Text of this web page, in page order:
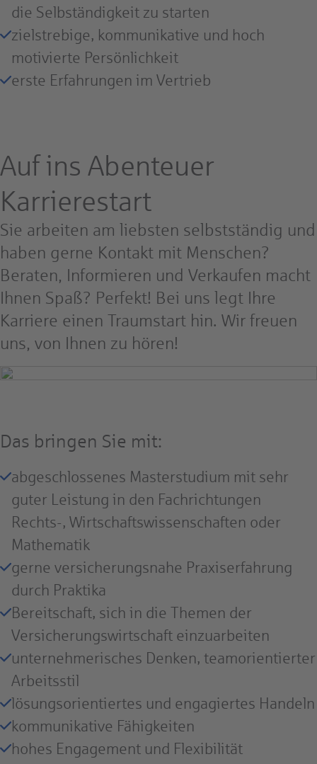
die Selbständigkeit zu starten
zielstrebige, kommunikative und hoch
motivierte Persönlichkeit
erste Erfahrungen im Vertrieb
Auf ins Abenteuer
Karrierestart
Sie arbeiten am liebsten selbstständig und
haben gerne Kontakt mit Menschen?
Beraten, Informieren und Verkaufen macht
Ihnen Spaß? Perfekt! Bei uns legt Ihre
Karriere einen Traumstart hin. Wir freuen
uns, von Ihnen zu hören!
Das bringen Sie mit:
abgeschlossenes Masterstudium mit sehr
guter Leistung in den Fachrichtungen
Rechts-, Wirtschaftswissenschaften oder
Mathematik
gerne versicherungsnahe Praxiserfahrung
durch Praktika
Bereitschaft, sich in die Themen der
Versicherungswirtschaft einzuarbeiten
unternehmerisches Denken, teamorientierter
Arbeitsstil
lösungsorientiertes und engagiertes Handeln
kommunikative Fähigkeiten
hohes Engagement und Flexibilität